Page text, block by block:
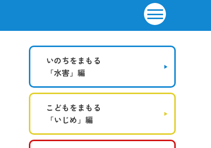
いのちをまもる
「水害」編
こどもをまもる
「いじめ」編